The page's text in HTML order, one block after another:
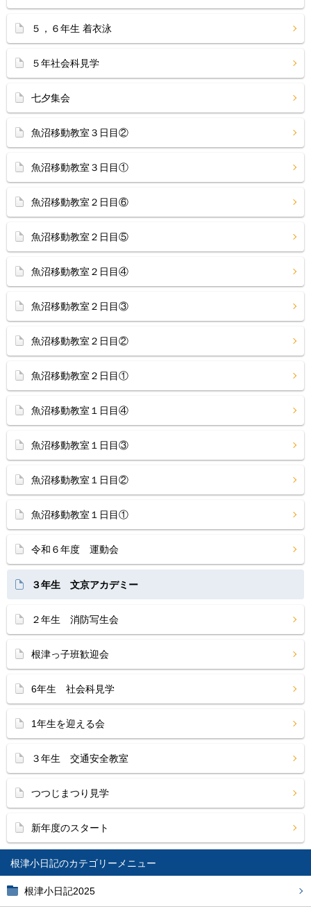
根津小日記
根津小日記2025
５，６年生 着衣泳
５年社会科見学
七夕集会
魚沼移動教室３日目②
魚沼移動教室３日目①
魚沼移動教室２日目⑥
魚沼移動教室２日目⑤
魚沼移動教室２日目④
魚沼移動教室２日目③
魚沼移動教室２日目②
魚沼移動教室２日目①
魚沼移動教室１日目④
魚沼移動教室１日目③
魚沼移動教室１日目②
魚沼移動教室１日目①
令和６年度 運動会
３年生 文京アカデミー
２年生 消防写生会
根津っ子班歓迎会
6年生 社会科見学
1年生を迎える会
３年生 交通安全教室
つつじまつり見学
新年度のスタート